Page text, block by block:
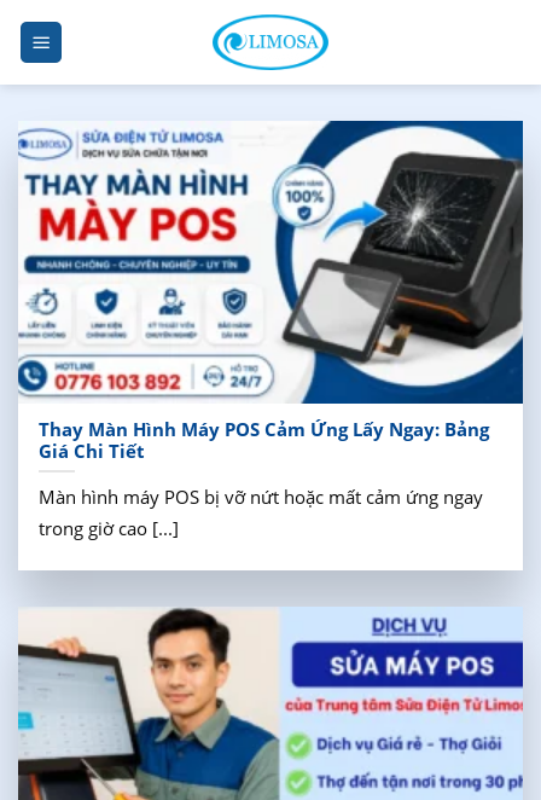
Skip
content
Thay Màn Hình Máy POS Cảm Ứng Lấy Ngay: Bảng
Giá Chi Tiết
Màn hình máy POS bị vỡ nứt hoặc mất cảm ứng ngay
trong giờ cao [...]